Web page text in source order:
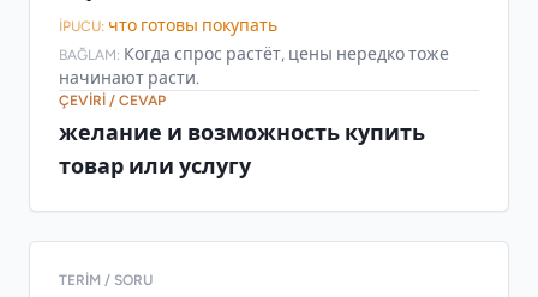
İPUCU: что готовы покупать
BAĞLAM: Когда спрос растёт, цены нередко тоже
начинают расти.
ÇEVIRI / CEVAP
желание и возможность купить
товар или услугу
TERIM / SORU